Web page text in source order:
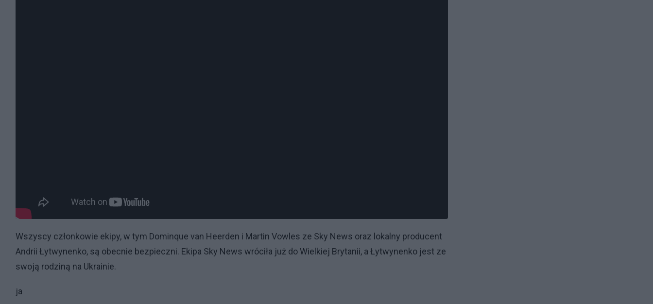
Wszyscy członkowie ekipy, w tym Dominque van Heerden i Martin Vowles ze Sky News oraz lokalny producent
Andrii Łytwynenko, są obecnie bezpieczni. Ekipa Sky News wróciła już do Wielkiej Brytanii, a Łytwynenko jest ze
swoją rodziną na Ukrainie.
ja